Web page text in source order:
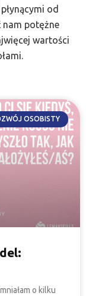
od
potężne
wartości
OSOBISTY
o kilku